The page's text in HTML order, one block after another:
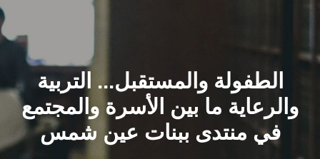
القطاعـات
الشئون الأكاديمية
البحث العلمي
الطفولة والمستقبل... التربية
والرعاية ما بين الأسرة والمجتمع
في منتدى ببنات عين شمس